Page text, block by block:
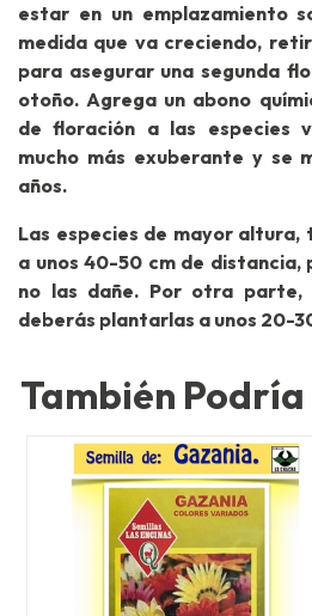
estar en un emplazamiento
medida que va creciendo,
para asegurar una segunda
otoño. Agrega un abono
de floración a las especies
mucho más exuberante y se
años.
Las especies de mayor
a unos 40-50 cm de distancia,
no las dañe. Por otra parte,
deberás plantarlas a unos 20-
También